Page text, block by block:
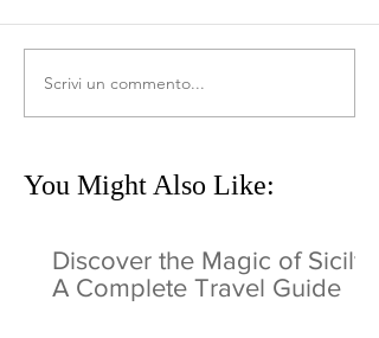
You Might Also Like:
Scrivi un commento...
Discover the Magic of Sicily:
A Complete Travel Guide